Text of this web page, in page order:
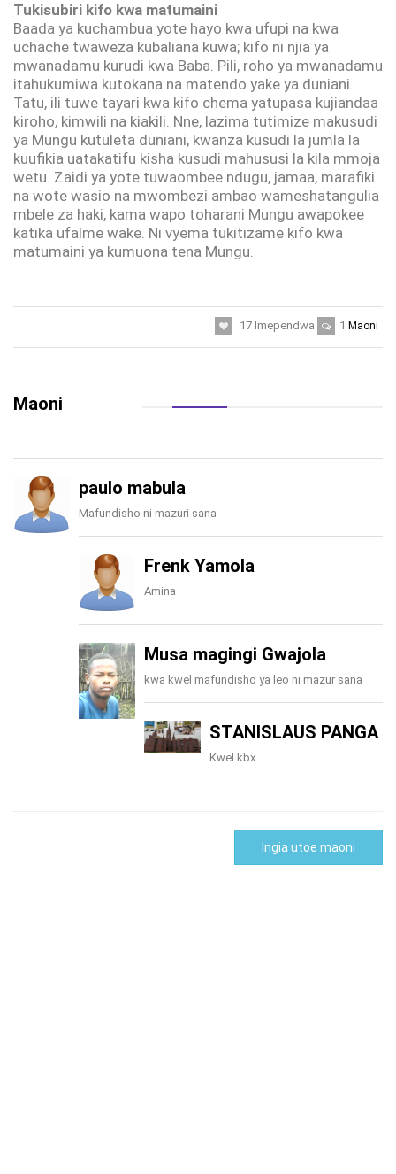
Tukisubiri kifo kwa matumaini
Baada ya kuchambua yote hayo kwa ufupi na kwa
uchache twaweza kubaliana kuwa; kifo ni njia ya
mwanadamu kurudi kwa Baba. Pili, roho ya mwan­­­adamu
itahukumiwa kutokana na matendo yake ya duniani.
Tatu, ili tuwe tayari kwa kifo chema yatupasa kujiandaa
kiroho, kimwili na kiakili. Nne, lazima tutimize makusudi
ya Mungu kutuleta duniani, kwanza kusudi la jumla la
kuufikia uatakatifu kisha kusudi mahususi la kila mmoja
wetu. Zaidi ya yote tuwaombee ndugu, jamaa, marafiki
na wote wasio na mwombezi ambao wameshatangulia
mbele za haki, kama wapo toharani Mungu awapokee
katika ufalme wake. Ni vyema tukitizame kifo kwa
matumaini ya kumuona tena Mungu.
17 Imependwa 1 Maoni
Maoni
paulo mabula
Mafundisho ni mazuri sana
Frenk Yamola
Amina
Musa magingi Gwajola
kwa kwel mafundisho ya leo ni mazur sana
STANISLAUS PANGA
Kwel kbx
Ingia utoe maoni